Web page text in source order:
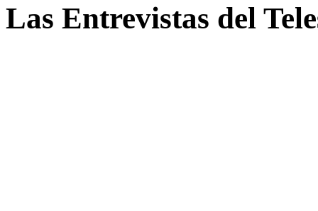
Las Entrevistas del